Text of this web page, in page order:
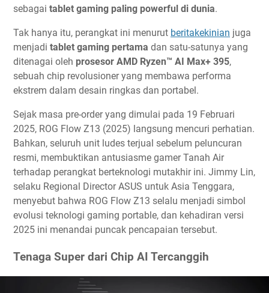
sebagai tablet gaming paling powerful di dunia.
Tak hanya itu, perangkat ini menurut beritakekinian juga
menjadi tablet gaming pertama dan satu-satunya yang
ditenagai oleh prosesor AMD Ryzen™ AI Max+ 395,
sebuah chip revolusioner yang membawa performa
ekstrem dalam desain ringkas dan portabel.
Sejak masa pre-order yang dimulai pada 19 Februari
2025, ROG Flow Z13 (2025) langsung mencuri perhatian.
Bahkan, seluruh unit ludes terjual sebelum peluncuran
resmi, membuktikan antusiasme gamer Tanah Air
terhadap perangkat berteknologi mutakhir ini. Jimmy Lin,
selaku Regional Director ASUS untuk Asia Tenggara,
menyebut bahwa ROG Flow Z13 selalu menjadi simbol
evolusi teknologi gaming portable, dan kehadiran versi
2025 ini menandai puncak pencapaian tersebut.
Tenaga Super dari Chip AI Tercanggih